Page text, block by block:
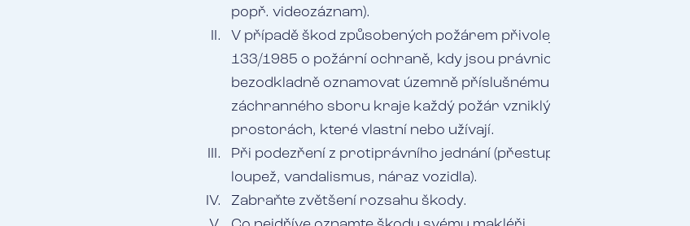
popř. videozáznam).
V případě škod způsobených požárem přivolejte HZS. Jde o
133/1985 o požární ochraně, kdy jsou právnické osoby a
bezodkladně oznamovat územně příslušnému operačnímu
záchranného sboru kraje každý požár vzniklý při činnostech,
prostorách, které vlastní nebo užívají.
Při podezření z protiprávního jednání (přestupek, trestný čin)
loupež, vandalismus, náraz vozidla).
Zabraňte zvětšení rozsahu škody.